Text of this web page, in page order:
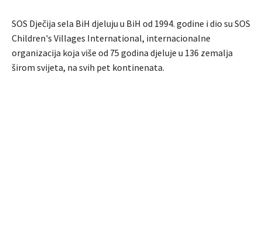
SOS Dječija sela BiH djeluju u BiH od 1994. godine i dio su SOS
Children's Villages International, internacionalne
organizacija koja više od 75 godina djeluje u 136 zemalja
širom svijeta, na svih pet kontinenata.